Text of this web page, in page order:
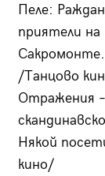
Пеле:
приятели на
/Танцово
Отражения
Някой
кино/